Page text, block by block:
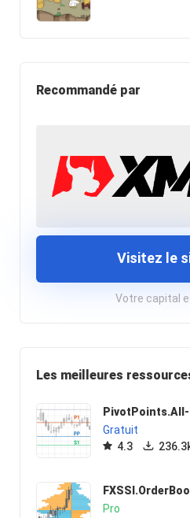
Recommandé par
Visitez le
Votre capital
Les meilleures
Gratuit
4.3
Pro